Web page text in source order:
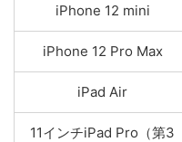
iPhone 12 mini
iPhone 12 Pro Max
iPad Air
11インチiPad Pro（第3